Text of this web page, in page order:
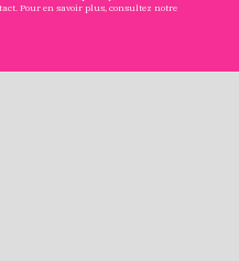
. Pour en savoir plus, consultez notre